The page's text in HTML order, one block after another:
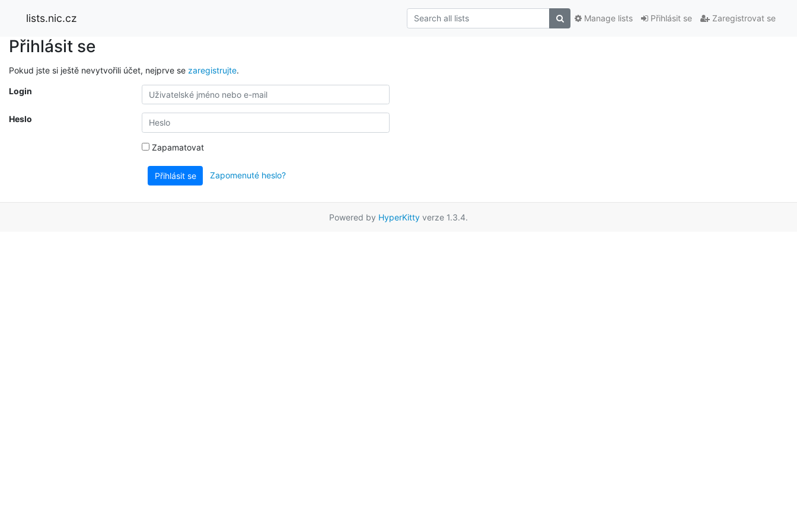
lists.nic.cz Přihlásit se Zaregistrovat se
Manage lists
Přihlásit se
Pokud jste si ještě nevytvořili účet, nejprve se zaregistrujte.
Login
Heslo
Zapamatovat
Přihlásit se Zapomenuté heslo?
Powered by HyperKitty verze 1.3.4.